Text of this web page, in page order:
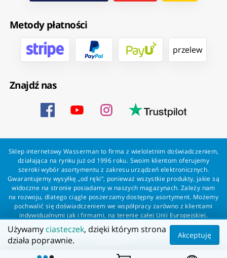
Metody płatności
przelew
Znajdź nas
Sklep internetowy Wasserman to firma z wieloletnim doświadczeniem,
działająca na rynku już od 1996 roku. Swoim klientom oferujemy
szeroki wybór asortymentu z zakresu urządzeń elektronicznych.
Gwarantujemy wysyłkę „od ręki”, ponieważ wszystkie produkty, jakie są
widoczne na stronie posiadamy w naszych magazynach. Zależy nam
na rozwoju, dlatego ciągle poszerzamy dostępny asortyment. Możemy
pochwalić się doświadczeniem we współpracy zarówno z klientami
indywidualnymi jak i firmami, na terenie całej Unii Europejskiej.
Zapewniamy profesjonalną obsługę każdego klienta oraz szybką i
bezproblemową realizację zamówień. Wasserman - wszystko dla
Używamy ciasteczek, dzięki którym strona
działa poprawnie.
Akceptuję